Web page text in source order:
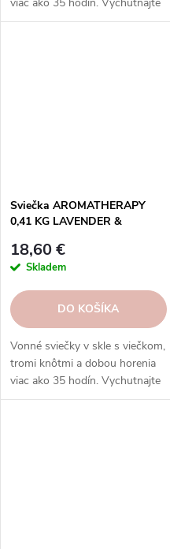
si rozmanitosť vôní a
Sviečka AROMATHERAPY
0,41 KG LAVENDER &
CREEK
18,60 €
Skladem
DO KOŠÍKA
Vonné sviečky v skle s viečkom,
tromi knôtmi a dobou horenia
viac ako 35 hodín. Vychutnajte
si rozmanitosť vôní a